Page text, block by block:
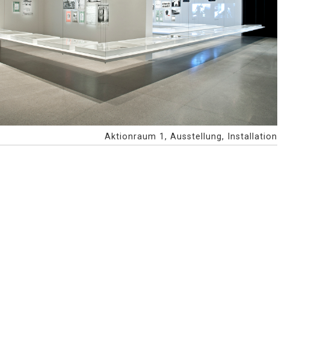
Aktionraum 1, Ausstellung, Installation